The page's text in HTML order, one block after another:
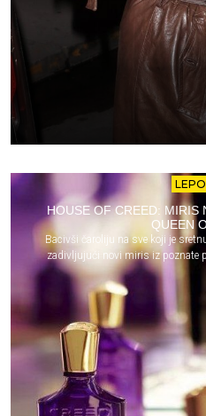
HOUSE OF CREED: MIRIS
QUEEN
Bacivši čaroliju na sve koji je
zadivljujući novi miris iz poznate